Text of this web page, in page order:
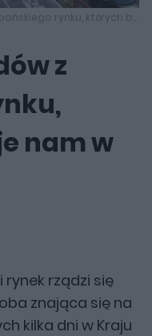
Pięć samochodów z japońskiego rynku, których brakuje nam w Europie
z
nam w
rynek rządzi się
znająca się na
kilka dni w Kraju